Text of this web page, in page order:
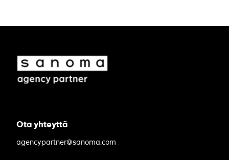
Ota yhteyttä
agencypartner@sanoma.com